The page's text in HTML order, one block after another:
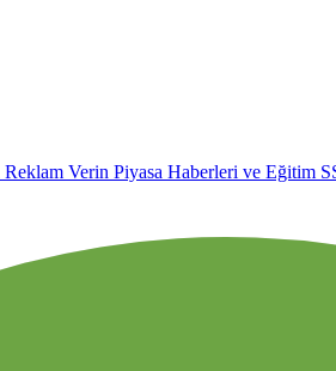
Reklam Verin Piyasa Haberleri ve Eğitim